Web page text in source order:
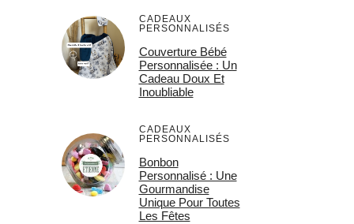
CADEAUX
PERSONNALISÉS
Couverture Bébé
Personnalisée : Un
Cadeau Doux Et
Inoubliable
CADEAUX
PERSONNALISÉS
Bonbon
Personnalisé : Une
Gourmandise
Unique Pour Toutes
Les Fêtes